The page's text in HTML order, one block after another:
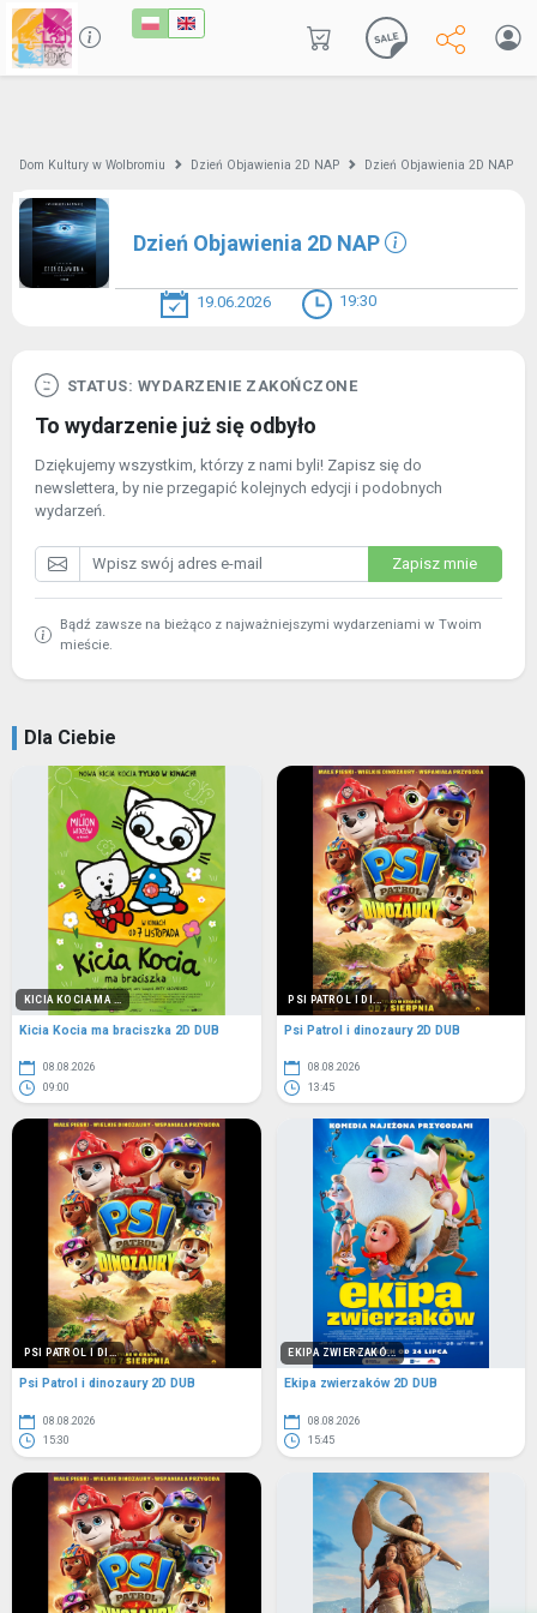
Dom Kultury w Wolbromiu Dzień Objawienia 2D NAP Dzień Objawienia 2D NAP
Dzień Objawienia 2D NAP
19.06.2026 19:30
STATUS: WYDARZENIE ZAKOŃCZONE
To wydarzenie już się odbyło
Dziękujemy wszystkim, którzy z nami byli! Zapisz się do
newslettera, by nie przegapić kolejnych edycji i podobnych
wydarzeń.
Zapisz mnie
Bądź zawsze na bieżąco z najważniejszymi wydarzeniami w Twoim
mieście.
Dla Ciebie
KICIA KOCIA MA ...
Kicia Kocia ma braciszka 2D DUB
08.08.2026
09:00
PSI PATROL I DI...
Psi Patrol i dinozaury 2D DUB
08.08.2026
13:45
PSI PATROL I DI...
Psi Patrol i dinozaury 2D DUB
08.08.2026
15:30
EKIPA ZWIERZAKÓ...
Ekipa zwierzaków 2D DUB
08.08.2026
15:45